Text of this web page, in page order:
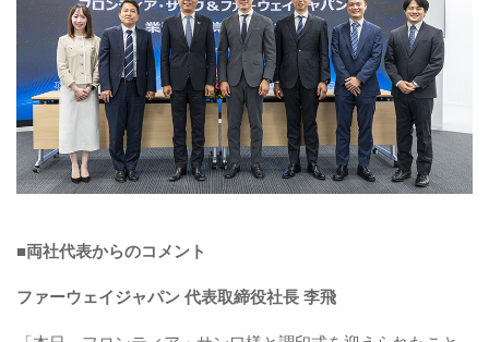
■両社代表からのコメント
ファーウェイジャパン 代表取締役社長 李飛